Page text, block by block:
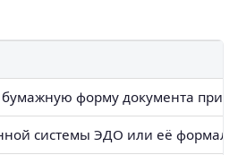
бумажную форму документа при
системы ЭДО или её